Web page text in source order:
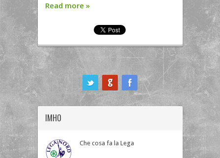
Read more »
IMHO
Che cosa fa la Lega